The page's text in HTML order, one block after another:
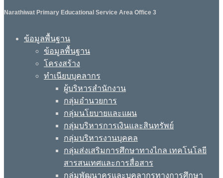
Narathiwat Primary Educational Service Area Office 3
ข้อมูลพื้นฐาน
ข้อมูลพื้นฐาน
โครงสร้าง
ทำเนียบบุคลากร
ผู้บริหารสำนักงาน
กลุ่มอำนวยการ
กลุ่มนโยบายและแผน
กลุ่มบริหารการเงินและสินทรัพย์
กลุ่มบริหารงานบุคคล
กลุ่มส่งเสริมการศึกษาทางไกล เทคโนโลยี
สารสนเทศและการสื่อสาร
กลุ่มพัฒนาครูและบุคลากรทางการศึกษา